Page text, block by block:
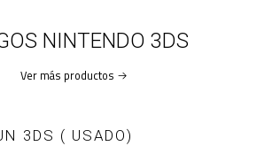
NINTENDO 3DS
Ver más productos
3DS ( USADO)